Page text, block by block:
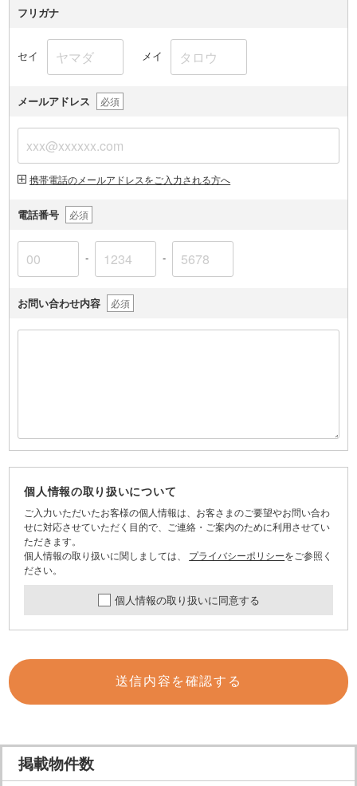
フリガナ
セイ メイ
メールアドレス 必須
携帯電話のメールアドレスをご入力される方へ
電話番号 必須
- -
お問い合わせ内容 必須
個人情報の取り扱いについて
ご入力いただいたお客様の個人情報は、お客さまのご要望やお問い合わ
せに対応させていただく目的で、ご連絡・ご案内のために利用させてい
ただきます。
個人情報の取り扱いに関しましては、 プライバシーポリシーをご参照く
ださい。
個人情報の取り扱いに同意する
送信内容を確認する
掲載物件数